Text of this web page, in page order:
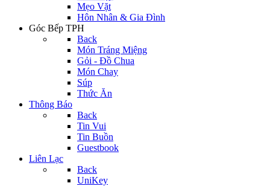
Mẹo Vặt
Hôn Nhân & Gia Đình
Góc Bếp TPH
Back
Món Tráng Miệng
Gỏi - Đồ Chua
Món Chay
Súp
Thức Ăn
Thông Báo
Back
Tin Vui
Tin Buồn
Guestbook
Liên Lạc
Back
UniKey